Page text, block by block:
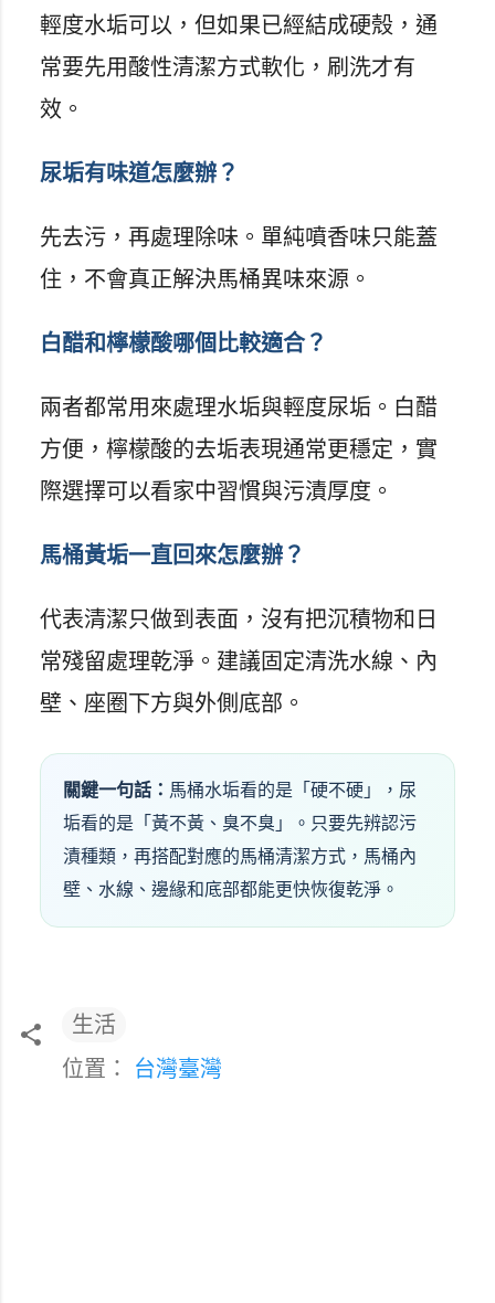
輕度水垢可以，但如果已經結成硬殼，通
常要先用酸性清潔方式軟化，刷洗才有
效。
尿垢有味道怎麼辦？
先去污，再處理除味。單純噴香味只能蓋
住，不會真正解決馬桶異味來源。
白醋和檸檬酸哪個比較適合？
兩者都常用來處理水垢與輕度尿垢。白醋
方便，檸檬酸的去垢表現通常更穩定，實
際選擇可以看家中習慣與污漬厚度。
馬桶黃垢一直回來怎麼辦？
代表清潔只做到表面，沒有把沉積物和日
常殘留處理乾淨。建議固定清洗水線、內
壁、座圈下方與外側底部。
關鍵一句話： 馬桶水垢看的是「硬不硬」，尿
垢看的是「黃不黃、臭不臭」。只要先辨認污
漬種類，再搭配對應的馬桶清潔方式，馬桶內
壁、水線、邊緣和底部都能更快恢復乾淨。
生活
位置： 台灣臺灣